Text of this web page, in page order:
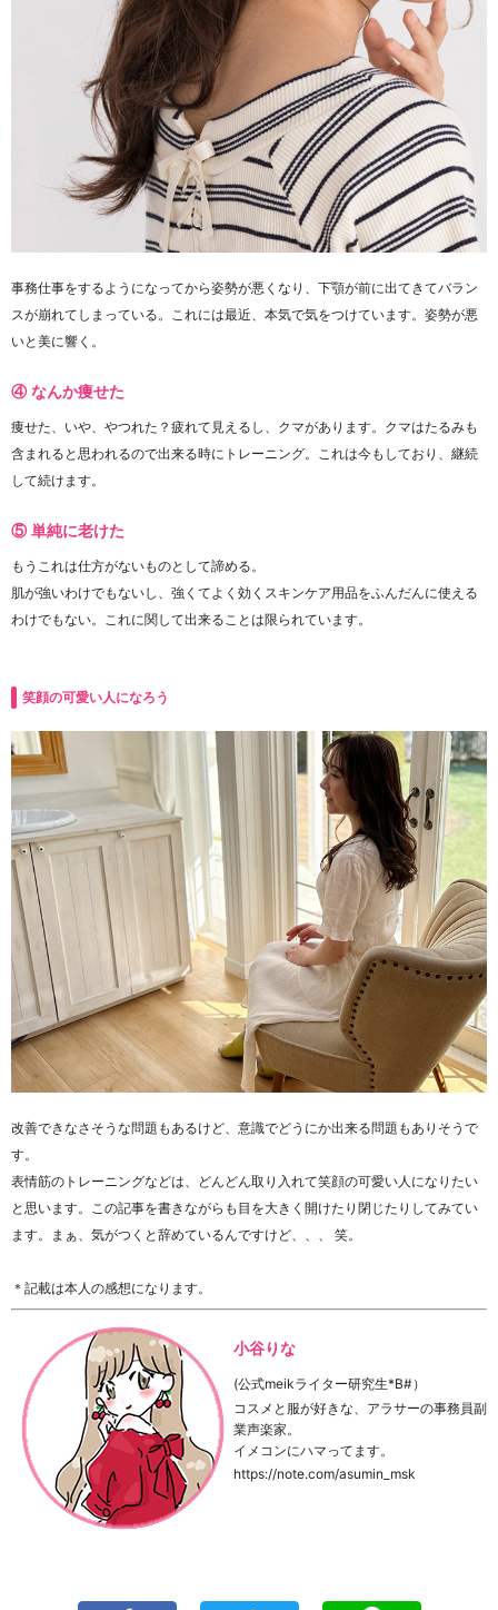
事務仕事をするようになってから姿勢が悪くなり、下顎が前に出てきてバラン
スが崩れてしまっている。これには最近、本気で気をつけています。姿勢が悪
いと美に響く。
④ なんか痩せた
痩せた、いや、やつれた？疲れて見えるし、クマがあります。クマはたるみも
含まれると思われるので出来る時にトレーニング。これは今もしており、継続
して続けます。
⑤ 単純に老けた
もうこれは仕方がないものとして諦める。
肌が強いわけでもないし、強くてよく効くスキンケア用品をふんだんに使える
わけでもない。これに関して出来ることは限られています。
笑顔の可愛い人になろう
改善できなさそうな問題もあるけど、意識でどうにか出来る問題もありそうで
す。
表情筋のトレーニングなどは、どんどん取り入れて笑顔の可愛い人になりたい
と思います。この記事を書きながらも目を大きく開けたり閉じたりしてみてい
ます。まぁ、気がつくと辞めているんですけど、、、 笑。
＊記載は本人の感想になります。
小谷りな
(公式meikライター研究生*B#）
コスメと服が好きな、アラサーの事務員副
業声楽家。
イメコンにハマってます。
https://note.com/asumin_msk